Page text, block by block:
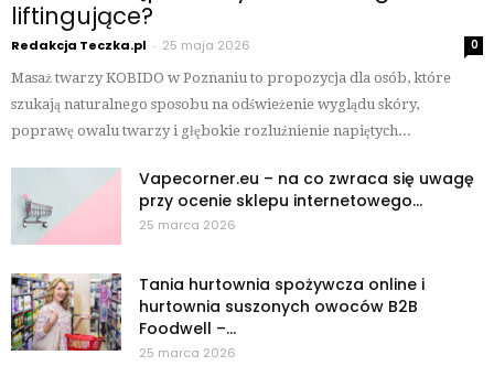
liftingujące?
Redakcja Teczka.pl - 25 maja 2026
0
Masaż twarzy KOBIDO w Poznaniu to propozycja dla osób, które
szukają naturalnego sposobu na odświeżenie wyglądu skóry,
poprawę owalu twarzy i głębokie rozluźnienie napiętych...
Vapecorner.eu – na co zwraca się uwagę
przy ocenie sklepu internetowego...
25 marca 2026
Tania hurtownia spożywcza online i
hurtownia suszonych owoców B2B
Foodwell –...
25 marca 2026